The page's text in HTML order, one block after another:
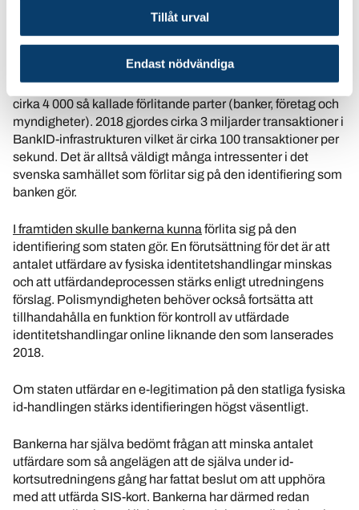
Tillåt urval
Endast nödvändiga
En anledning för bankerna är ansvaret som kommer med
legitimationer (BankID). Idag har åtta miljoner svenskar ett
BankID som möjliggör legitimering och underskrift mot
cirka 4 000 så kallade förlitande parter (banker, företag och
myndigheter). 2018 gjordes cirka 3 miljarder transaktioner i
BankID-infrastrukturen vilket är cirka 100 transaktioner per
sekund. Det är alltså väldigt många intressenter i det
svenska samhället som förlitar sig på den identifiering som
banken gör.
I framtiden skulle bankerna kunna förlita sig på den
identifiering som staten gör. En förutsättning för det är att
antalet utfärdare av fysiska identitetshandlingar minskas
och att utfärdandeprocessen stärks enligt utredningens
förslag. Polismyndigheten behöver också fortsätta att
tillhandahålla en funktion för kontroll av utfärdade
identitetshandlingar online liknande den som lanserades
2018.
Om staten utfärdar en e-legitimation på den statliga fysiska
id-handlingen stärks identifieringen högst väsentligt.
Bankerna har själva bedömt frågan att minska antalet
utfärdare som så angelägen att de själva under id-
kortsutredningens gång har fattat beslut om att upphöra
med att utfärda SIS-kort. Bankerna har därmed redan